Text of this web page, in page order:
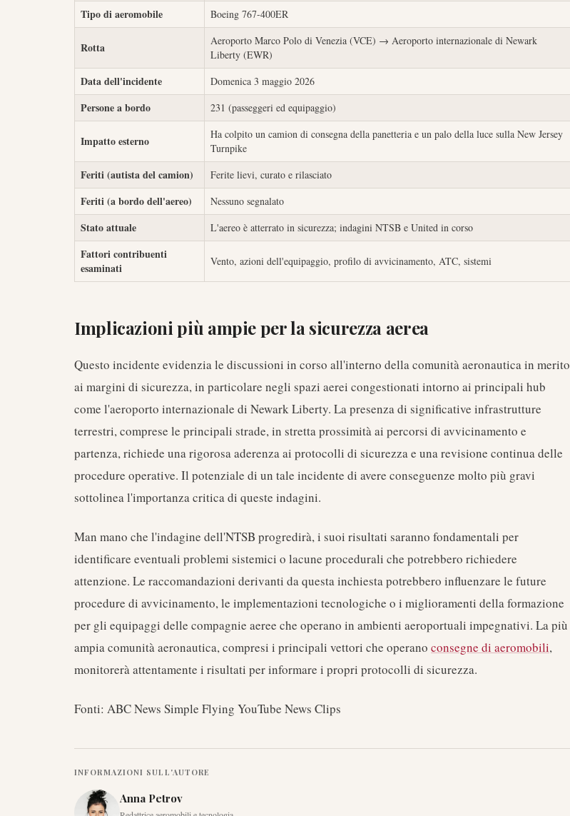
Tipo di aeromobile Boeing 767-400ER
Rotta
Aeroporto Marco Polo di Venezia (VCE) → Aeroporto internazionale di Newark
Liberty (EWR)
Data dell'incidente Domenica 3 maggio 2026
Persone a bordo 231 (passeggeri ed equipaggio)
Impatto esterno
Ha colpito un camion di consegna della panetteria e un palo della luce sulla New Jersey
Turnpike
Feriti (autista del camion) Ferite lievi, curato e rilasciato
Feriti (a bordo dell'aereo) Nessuno segnalato
Stato attuale L'aereo è atterrato in sicurezza; indagini NTSB e United in corso
Fattori contribuenti
esaminati
Vento, azioni dell'equipaggio, profilo di avvicinamento, ATC, sistemi
Implicazioni più ampie per la sicurezza aerea
Questo incidente evidenzia le discussioni in corso all'interno della comunità aeronautica in merito
ai margini di sicurezza, in particolare negli spazi aerei congestionati intorno ai principali hub
come l'aeroporto internazionale di Newark Liberty. La presenza di significative infrastrutture
terrestri, comprese le principali strade, in stretta prossimità ai percorsi di avvicinamento e
partenza, richiede una rigorosa aderenza ai protocolli di sicurezza e una revisione continua delle
procedure operative. Il potenziale di un tale incidente di avere conseguenze molto più gravi
sottolinea l'importanza critica di queste indagini.
Man mano che l'indagine dell'NTSB progredirà, i suoi risultati saranno fondamentali per
identificare eventuali problemi sistemici o lacune procedurali che potrebbero richiedere
attenzione. Le raccomandazioni derivanti da questa inchiesta potrebbero influenzare le future
procedure di avvicinamento, le implementazioni tecnologiche o i miglioramenti della formazione
per gli equipaggi delle compagnie aeree che operano in ambienti aeroportuali impegnativi. La più
ampia comunità aeronautica, compresi i principali vettori che operano consegne di aeromobili,
monitorerà attentamente i risultati per informare i propri protocolli di sicurezza.
Fonti: ABC News Simple Flying YouTube News Clips
INFORMAZIONI SULL'AUTORE
Anna Petrov